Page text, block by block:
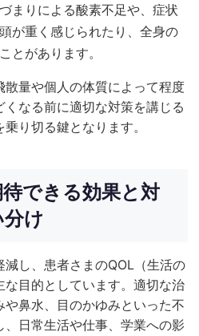
まりによる酸素不足や、症状
が重く感じられたり、全身の
とがあります。
散量や個人の体質によって程度
なる前に適切な対策を講じる
り切る鍵となります。
できる効果と対
け
し、患者さまのQOL（生活の
目的としています。適切な治
鼻水、目のかゆみといった不
日常生活や仕事、学業への影